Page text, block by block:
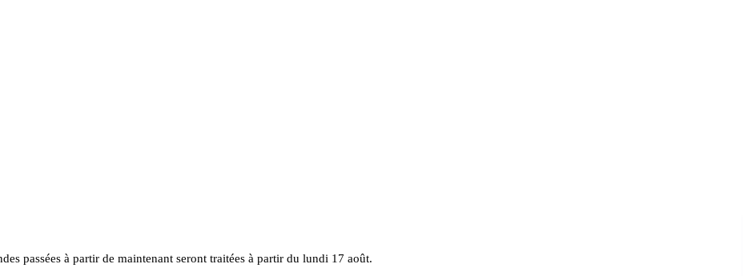
passées à partir de maintenant seront traitées à partir du lundi 17 août.